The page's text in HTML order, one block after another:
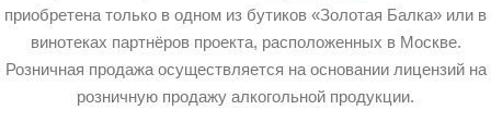
приобретена только в одном из бутиков «Золотая Балка» или в
винотеках партнёров проекта, расположенных в Москве.
Розничная продажа осуществляется на основании лицензий на
розничную продажу алкогольной продукции.